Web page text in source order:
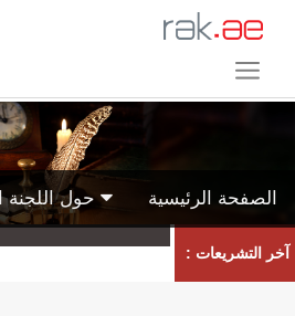
الصفحة الرئيسية حول اللجنة التشريعية
آخر التشريعات :